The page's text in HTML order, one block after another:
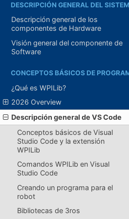
DESCRIPCIÓN GENERAL DEL
Descripción general de los
componentes de Hardware
Visión general del componente de
Software
CONCEPTOS BÁSICOS DE
¿Qué es WPILib?
2026 Overview
Descripción general de VS Code
Conceptos básicos de Visual
Studio Code y la extensión
WPILib
Comandos WPILib en Visual
Studio Code
Creando un programa para el
robot
Bibliotecas de 3ros